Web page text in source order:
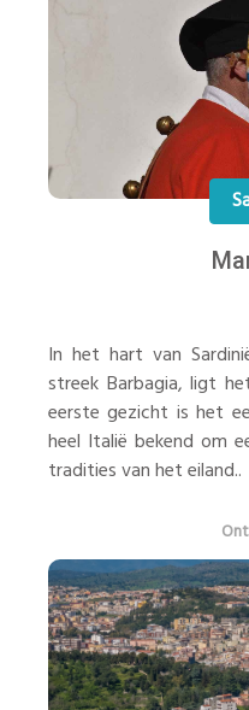
In het hart van
streek Barbagia, ligt
eerste gezicht is het
heel Italië bekend om
tradities van het eiland..